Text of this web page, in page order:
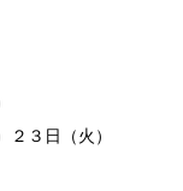
３日（火）